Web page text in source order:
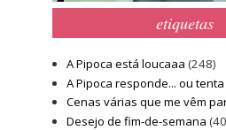
etiquetas
A Pipoca está loucaaa (248)
A Pipoca responde... ou tenta
Cenas várias que me vêm
Desejo de fim-de-semana